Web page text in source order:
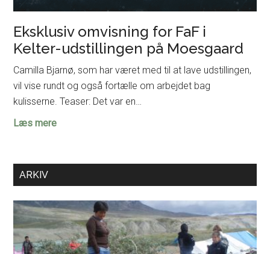
Eksklusiv omvisning for FaF i
Kelter-udstillingen på Moesgaard
Camilla Bjarnø, som har været med til at lave udstillingen,
vil vise rundt og også fortælle om arbejdet bag
kulisserne. Teaser: Det var en…
Læs mereEksklusiv
i
Kelter-
udstillingen
på
Moesgaard
ARKIV